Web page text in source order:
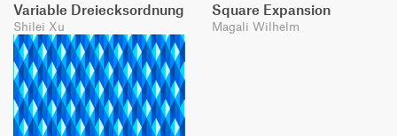
Variable Dreiecksordnung
Shilei Xu
Square Expansion
Magali Wilhelm